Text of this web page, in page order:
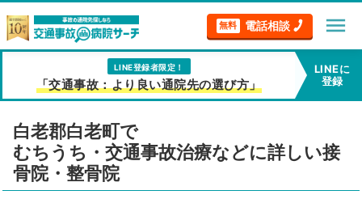
無料 電話相談 menu
LINE登録者限定！
「交通事故：より良い通院先の選び方」
LINEに
登録
白老郡白老町で
むちうち・交通事故治療などに詳しい接
骨院・整骨院